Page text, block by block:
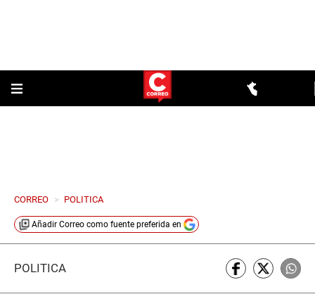
CORREO > POLITICA
Añadir Correo como fuente preferida en
POLÍTICA